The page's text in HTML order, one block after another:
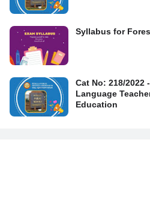
Syllabus for
Cat No: 218/2022
Language
Education